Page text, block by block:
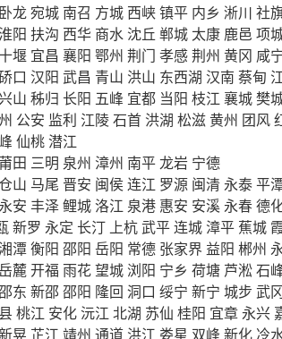
卧龙宛城 南召 方城 西峡镇平 内乡 淅川 社
阳 扶沟 西华 商水 沈丘 郸城 太康 鹿邑 项
堰 宜昌 襄阳 鄂州 荆门 孝感荆州 黄冈 咸
口 汉阳 武昌 青山 洪山 东西湖 汉南 蔡甸
山 秭归 长阳 五峰 宜都 当阳 枝江 襄城樊
公安 监利 江陵石首 洪湖 松滋黄州 团风
仙桃潜江
莆田 三明 泉州 漳州 南平龙岩 宁德
山 马尾 晋安 闽侯连江 罗源 闽清 永泰平
永安 丰泽鲤城洛江 泉港 惠安 安溪 永春德
新罗 永定 长汀 上杭武平连城 漳平 蕉城
潭衡阳 邵阳 岳阳 常德 张家界 益阳 郴州
麓开福 雨花望城 浏阳 宁乡 荷塘 芦淞石
东 新邵邵阳 隆回 洞口 绥宁 新宁 城步 武
桃江 安化沅江 北湖 苏仙 桂阳 宜章 永兴
晃 芷江 靖州 通道 洪江 娄星 双峰 新化 冷